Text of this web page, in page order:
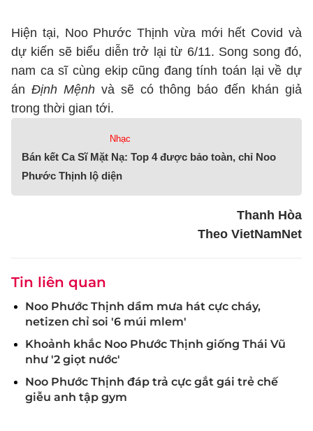
Hiện tại, Noo Phước Thịnh vừa mới hết Covid và
dự kiến sẽ biểu diễn trở lại từ 6/11. Song song đó,
nam ca sĩ cùng ekip cũng đang tính toán lại về dự
án Định Mệnhvà sẽ có thông báo đến khán giả
trong thời gian tới.
Nhạc
Bán kết Ca Sĩ Mặt Nạ: Top 4 được bảo toàn, chỉ Noo
Phước Thịnh lộ diện
Thanh Hòa
Theo VietNamNet
Tin liên quan
Noo Phước Thịnh dầm mưa hát cực cháy,
netizen chỉ soi '6 múi mlem'
Khoảnh khắc Noo Phước Thịnh giống Thái Vũ
như '2 giọt nước'
Noo Phước Thịnh đáp trả cực gắt gái trẻ chế
giễu anh tập gym